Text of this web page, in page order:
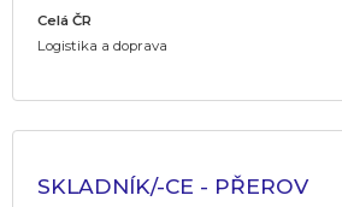
Celá ČR
Logistika a doprava
SKLADNÍK/-CE - PŘEROV